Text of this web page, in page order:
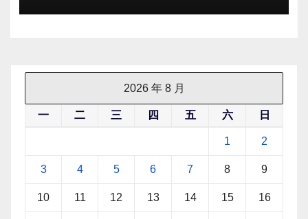
2026 年 8 月
一 二 三 四 五 六 日
1 2
3 4 5 6 7 8 9
10 11 12 13 14 15 16